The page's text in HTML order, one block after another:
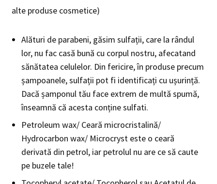
alte produse cosmetice)
Alături de parabeni, găsim sulfații, care la rândul
lor, nu fac casă bună cu corpul nostru, afecatand
sănătatea celulelor. Din fericire, în produse precum
șampoanele, sulfații pot fi identificați cu ușurință.
Dacă șamponul tău face extrem de multă spumă,
înseamnă că acesta conține sulfati.
Petroleum wax/ Ceară microcristalină/
Hydrocarbon wax/ Microcryst este o ceară
derivată din petrol, iar petrolul nu are ce să caute
pe buzele tale!